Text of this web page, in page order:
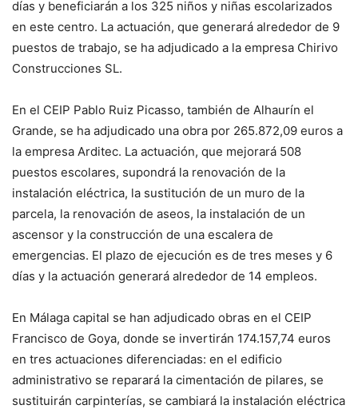
días y beneficiarán a los 325 niños y niñas escolarizados
en este centro. La actuación, que generará alrededor de 9
puestos de trabajo, se ha adjudicado a la empresa Chirivo
Construcciones SL.
En el CEIP Pablo Ruiz Picasso, también de Alhaurín el
Grande, se ha adjudicado una obra por 265.872,09 euros a
la empresa Arditec. La actuación, que mejorará 508
puestos escolares, supondrá la renovación de la
instalación eléctrica, la sustitución de un muro de la
parcela, la renovación de aseos, la instalación de un
ascensor y la construcción de una escalera de
emergencias. El plazo de ejecución es de tres meses y 6
días y la actuación generará alrededor de 14 empleos.
En Málaga capital se han adjudicado obras en el CEIP
Francisco de Goya, donde se invertirán 174.157,74 euros
en tres actuaciones diferenciadas: en el edificio
administrativo se reparará la cimentación de pilares, se
sustituirán carpinterías, se cambiará la instalación eléctrica